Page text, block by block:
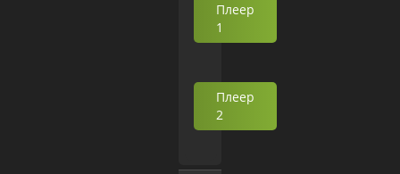
Плеер
1
Плеер
2